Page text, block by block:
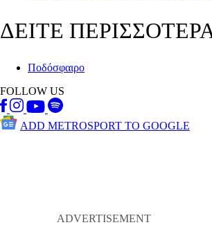
ΔΕΙΤΕ
Ποδόσφαιρο
FOLLOW US
ADD METROSPORT TO GOOGLE